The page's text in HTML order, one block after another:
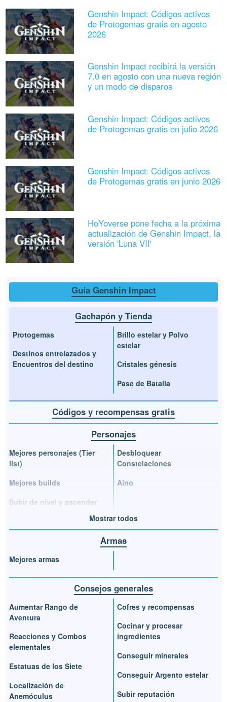
Genshin Impact: Códigos activos
de Protogemas gratis en agosto
2026
Genshin Impact recibirá la versión
7.0 en agosto con una nueva región
y un modo de disparos
Genshin Impact: Códigos activos
de Protogemas gratis en julio 2026
Genshin Impact: Códigos activos
de Protogemas gratis en junio 2026
HoYoverse pone fecha a la próxima
actualización de Genshin Impact, la
versión 'Luna VII'
Guía Genshin Impact
Gachapón y Tienda
Protogemas
Destinos entrelazados y
Encuentros del destino
Brillo estelar y Polvo
estelar
Cristales génesis
Pase de Batalla
Códigos y recompensas gratis
Personajes
Mejores personajes (Tier
list)
Mejores builds
Subir de nivel y ascender
Desbloquear
Constelaciones
Aino
Mostrar todos
Armas
Mejores armas
Consejos generales
Aumentar Rango de
Aventura
Reacciones y Combos
elementales
Estatuas de los Siete
Localización de
Anemóculus
Cofres y recompensas
Cocinar y procesar
ingredientes
Conseguir minerales
Conseguir Argento estelar
Subir reputación